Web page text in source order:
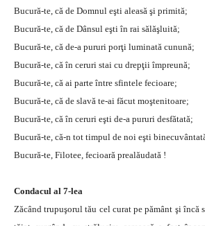
Bucură-te, că de Domnul eşti aleasă şi primită;
Bucură-te, că de Dânsul eşti în rai sălăşluită;
Bucură-te, că de-a pururi porţi luminată cunună;
Bucură-te, că în ceruri stai cu drepţii împreună;
Bucură-te, că ai parte între sfintele fecioare;
Bucură-te, că de slavă te-ai făcut moştenitoare;
Bucură-te, că în ceruri eşti de-a pururi desfătată;
Bucură-te, că-n tot timpul de noi eşti
Bucură-te, Filotee, fecioară prealăudată !
Condacul al 7-lea
Zăcând trupuşorul tău cel curat pe pământ şi încă